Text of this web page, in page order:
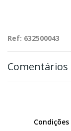
Ref: 632500043
Comentários
Condições